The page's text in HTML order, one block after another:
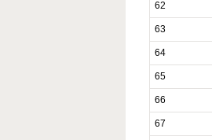
62
63
64
65
66
67